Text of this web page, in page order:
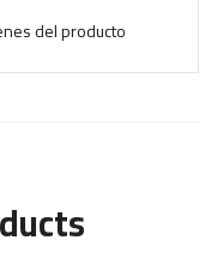
del producto